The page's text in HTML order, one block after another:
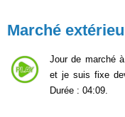
Marché
Jour de marché
et je suis fixe
Durée : 04:09.